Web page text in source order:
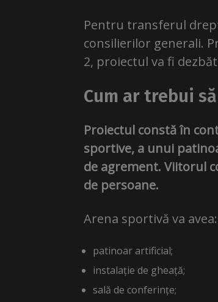
Pentru transferul
consilierilor generali.
2, proiectul va fi
Cum ar trebui
Proiectul constă în
sportive, a unui
de agrement. Viitorul
de persoane.
Arena sportivă va avea:
patinoar artificial;
instalație de gheață;
sală de conferințe;